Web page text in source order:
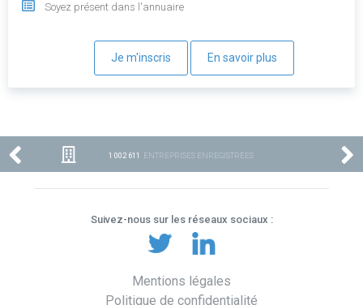
Soyez présent dans l'annuaire
Je m'inscris En savoir plus
1 002 611 ENTREPRISES ENREGISTRÉES
Suivez-nous sur les réseaux sociaux :
Mentions légales
Politique de confidentialité